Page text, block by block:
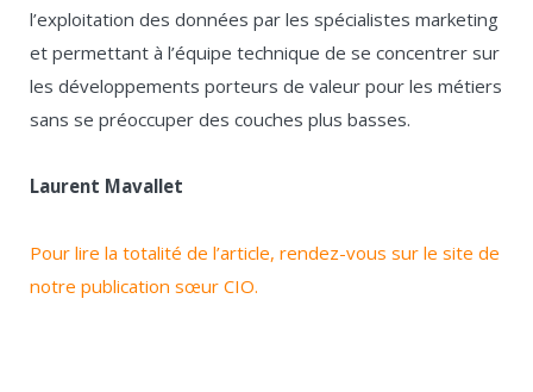
l’exploitation des données par les spécialistes marketing
et permettant à l’équipe technique de se concentrer sur
les développements porteurs de valeur pour les métiers
sans se préoccuper des couches plus basses.
Laurent Mavallet
Pour lire la totalité de l’article, rendez-vous sur le site de
notre publication sœur CIO.